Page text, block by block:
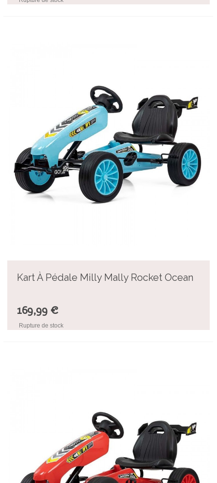
Kart À Pédale Milly Mally Rocket Ocean
169,99 €
Rupture de stock